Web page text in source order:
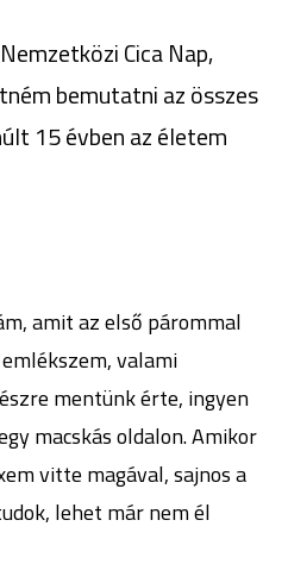
Cica Nap,
bemutatni az összes
15 évben az életem
amit az első párommal
valami
mentünk érte, ingyen
macskás oldalon. Amikor
vitte magával, sajnos a
lehet már nem él